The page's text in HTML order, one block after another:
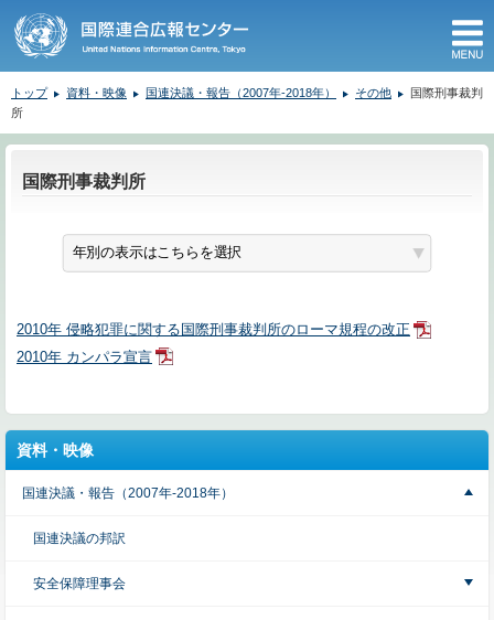
トップ 資料・映像 国連決議・報告（2007年-2018年） その他
国際刑事裁判
所
国際刑事裁判所
2010年 侵略犯罪に関する国際刑事裁判所のローマ規程の改正
2010年 カンパラ宣言
資料・映像
国連決議・報告（2007年-2018年）
国連決議の邦訳
安全保障理事会